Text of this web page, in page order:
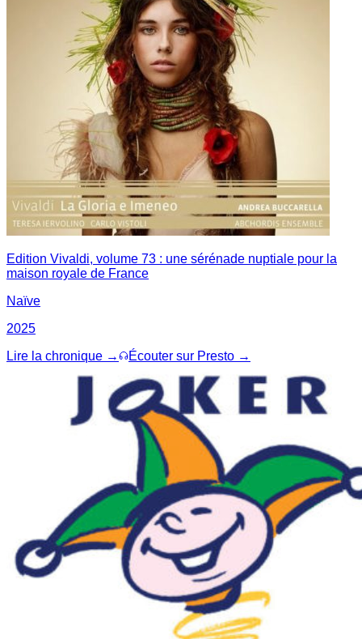
Edition Vivaldi, volume 73 : une sérénade nuptiale pour la
maison royale de France
Naïve
2025
Lire la chronique →
Écouter sur Presto →